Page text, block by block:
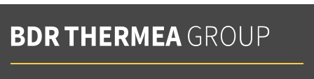
Вы соглашаетесь с нашей политикой
конфеденциальности